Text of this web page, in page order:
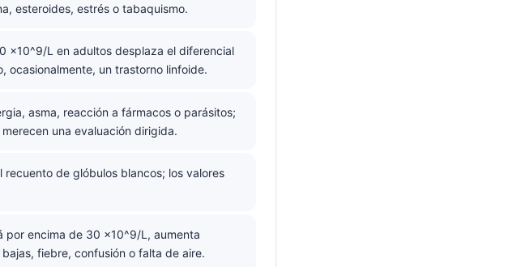
esteroides, estrés o tabaquismo.
×10^9/L en adultos desplaza el diferencial
ocasionalmente, un trastorno linfoide.
asma, reacción a fármacos o parásitos;
una evaluación dirigida.
de glóbulos blancos; los valores
por encima de 30 ×10^9/L, aumenta
fiebre, confusión o falta de aire.